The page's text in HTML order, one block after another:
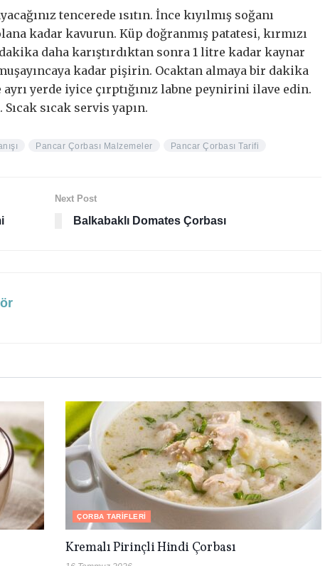
tencerede ısıtın. İnce kıyılmış soğanı
kadar kavurun. Küp doğranmış patatesi, kırmızı
daha karıştırdıktan sonra 1 litre kadar kaynar
kadar pişirin. Ocaktan almaya bir dakika
yerde iyice çırptığınız labne peynirini ilave edin.
sıcak servis yapın.
Pancar Çorbası Malzemeler Pancar Çorbası Tarifi
Next Post
Balkabaklı Domates Çorbası
ÇORBA TARIFLERI
Kremalı Pirinçli Hindi Çorbası